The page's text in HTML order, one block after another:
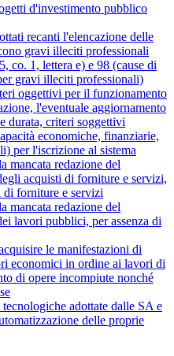
d'investimento pubblico
recanti l'elencazione delle
gravi illeciti professionali
co. 1, lettera e) e 98 (cause di
gravi illeciti professionali)
oggettivi per il funzionamento
l'eventuale aggiornamento
durata, criteri soggettivi
economiche, finanziarie,
per l'iscrizione al sistema
mancata redazione del
acquisti di forniture e servizi,
di forniture e servizi
mancata redazione del
lavori pubblici, per assenza di
le manifestazioni di
economici in ordine ai lavori di
di opere incompiute nonché
adottate dalle SA e
delle proprie